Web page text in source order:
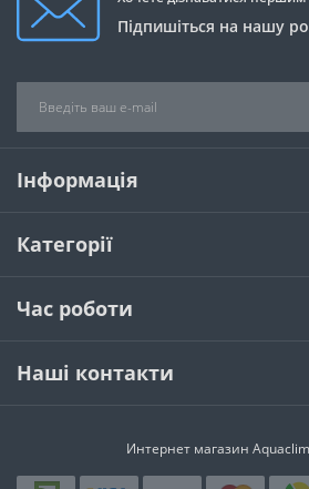
Підпишіться на нашу
Інформація
Категорії
Час роботи
Наші контакти
Интернет магазин